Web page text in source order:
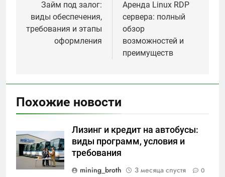
записям
Займ под залог:
виды обеспечения,
требования и этапы
оформления
Аренда Linux RDP
сервера: полный
обзор
возможностей и
преимуществ
Похожие новости
Лизинг и кредит на автобусы:
виды программ, условия и
требования
mining_broth
3 месяца спустя 0